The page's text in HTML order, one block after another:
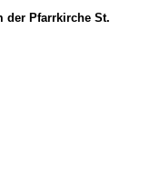
der Pfarrkirche St.